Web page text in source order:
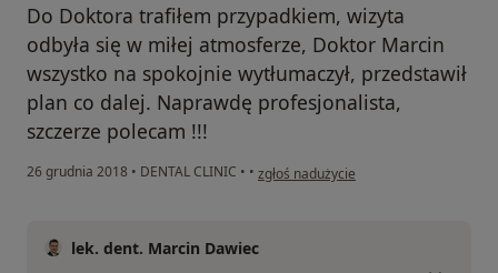
Do Doktora trafiłem przypadkiem, wizyta
odbyła się w miłej atmosferze, Doktor Marcin
wszystko na spokojnie wytłumaczył, przedstawił
plan co dalej. Naprawdę profesjonalista,
szczerze polecam !!!
26 grudnia 2018 • DENTAL CLINIC • • w opinii użytkownika Konto zostało
zgłoś nadużycie
lek. dent. Marcin Dawiec